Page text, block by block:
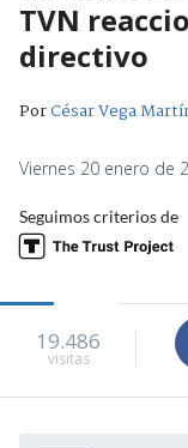
TVN
directivo
PorCésar Vega
Viernes 20 enero de
Seguimos criterios de
19.486
visitas